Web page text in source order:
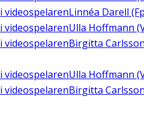
i videospelarenLinnéa Darell
i videospelarenUlla Hoffmann
i videospelarenBirgitta
i videospelarenUlla Hoffmann
i videospelarenBirgitta